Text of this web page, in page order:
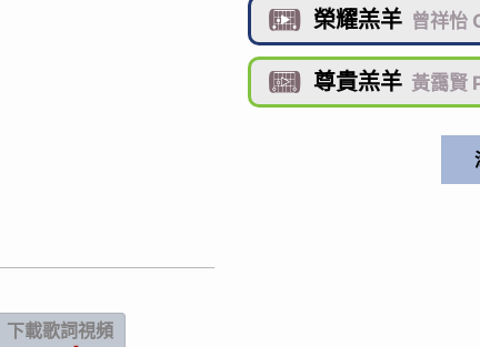
下載歌詞視頻
 榮耀羔羊 曾祥怡
 尊貴羔羊 黃靄賢